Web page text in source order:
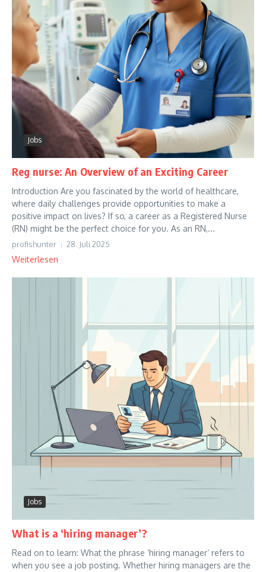
Jobs
Reg nurse: An Overview of an Exciting Career
Introduction Are you fascinated by the world of healthcare,
where daily challenges provide opportunities to make a
positive impact on lives? If so, a career as a Registered Nurse
(RN) might be the perfect choice for you. As an RN,...
profishunter 28. Juli 2025
Weiterlesen
Jobs
What is a ‘hiring manager’?
Read on to learn: What the phrase ‘hiring manager’ refers to
when you see a job posting. Whether hiring managers are the